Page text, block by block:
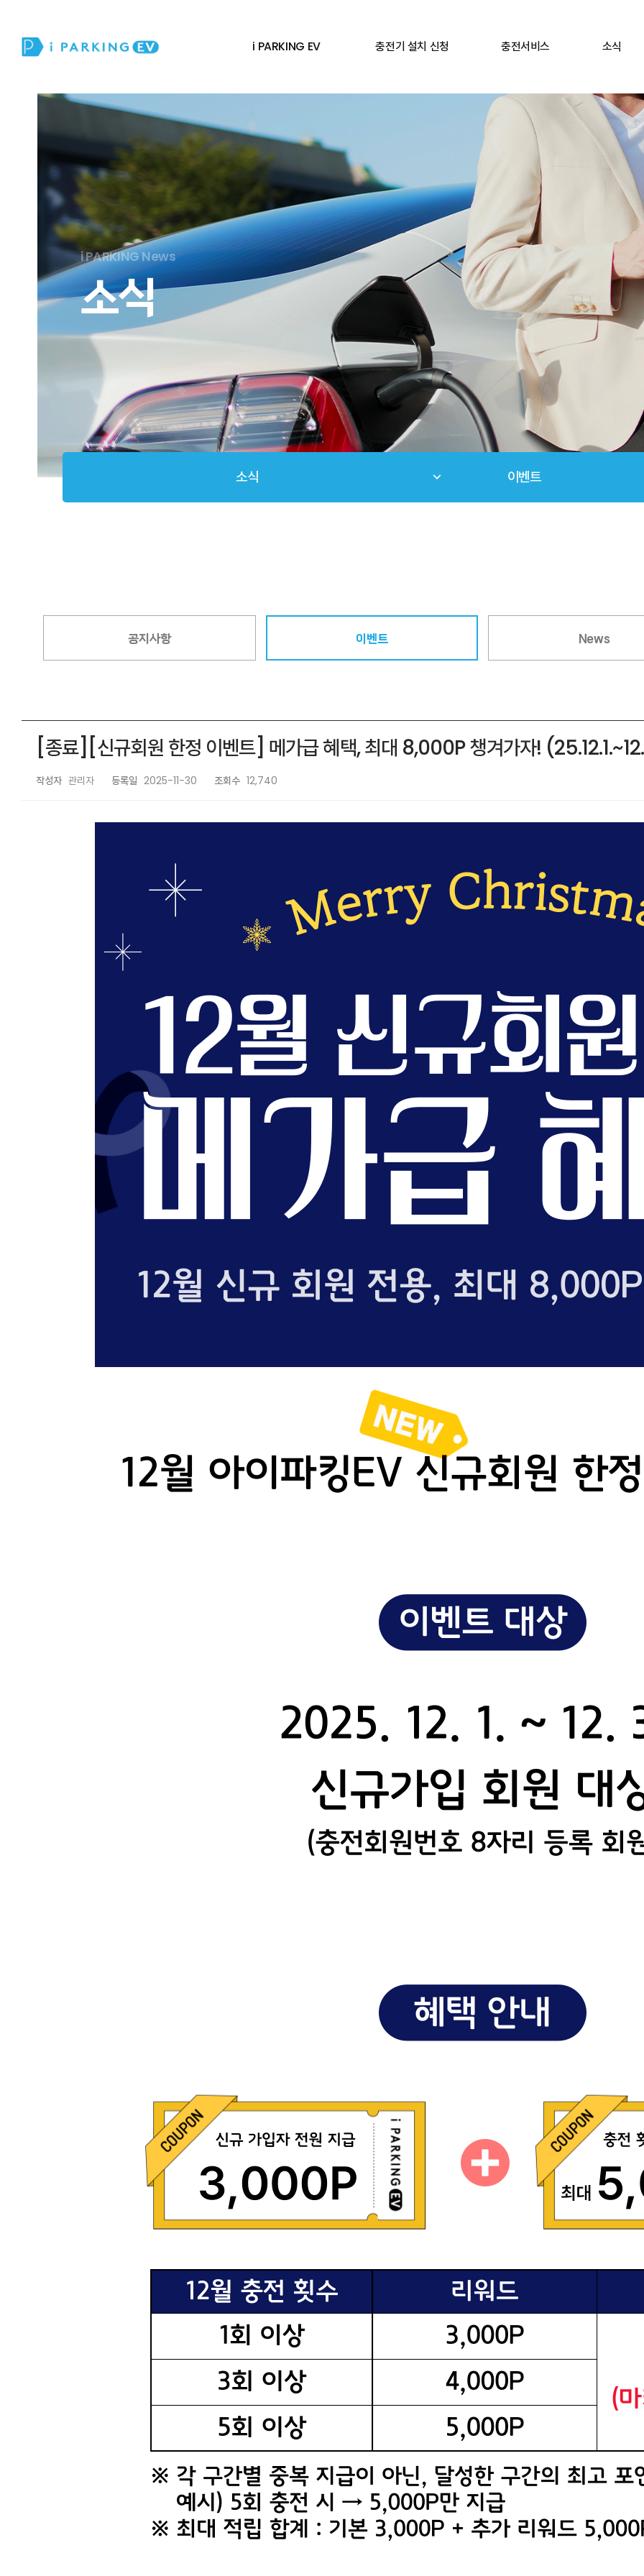
i PARKING EV 충전기 설치 신청 충전서비스 소식
i PARKING News
소식
소식 이벤트
공지사항 이벤트 News
[종료][신규회원 한정 이벤트] 메가급 혜택, 최대 8,000P 챙겨가자!
작성자 관리자 등록일 2025-11-30 조회수 12,740